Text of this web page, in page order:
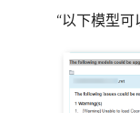
“以下模型